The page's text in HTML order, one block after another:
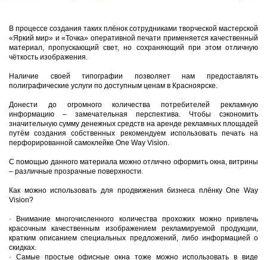
В процессе создания таких плёнок сотрудниками творческой мастерской
«Яркий мир» и «Точка» оперативной печати применяется качественный
материал, пропускающий свет, но сохраняющий при этом отличную
чёткость изображения.
Наличие своей типографии позволяет нам предоставлять
полиграфические услуги по доступным ценам в Красноярске.
Донести до огромного количества потребителей рекламную
информацию – замечательная перспектива. Чтобы сэкономить
значительную сумму денежных средств на аренде рекламных площадей
путём создания собственных рекомендуем использовать печать на
перфорированной самоклейке One Way Vision.
С помощью данного материала можно отлично оформить окна, витрины
– различные прозрачные поверхности.
Как можно использовать для продвижения бизнеса плёнку One Way
Vision?
·
Внимание многочисленного количества прохожих можно привлечь
красочным качественным изображением рекламируемой продукции,
кратким описанием специальных предложений, либо информацией о
скидках.
·
Самые простые офисные окна тоже можно использовать в виде